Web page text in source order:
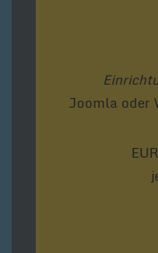
Joomla oder
EUR